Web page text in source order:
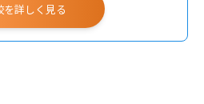
を詳しく見る